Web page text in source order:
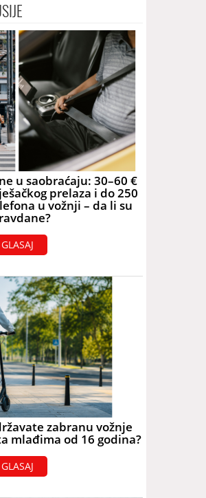
u saobraćaju: 30–60 €
prelaza i do 250
u vožnji – da li su
GLASAJ
zabranu vožnje
mlađima od 16 godina?
GLASAJ